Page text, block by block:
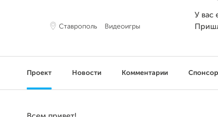
Ставрополь Видеоигры
У вас
Проект Новости Комментарии